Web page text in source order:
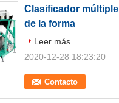
Clasificador
de la forma
Contacto
Leer más
2020-12-28 18:23:20